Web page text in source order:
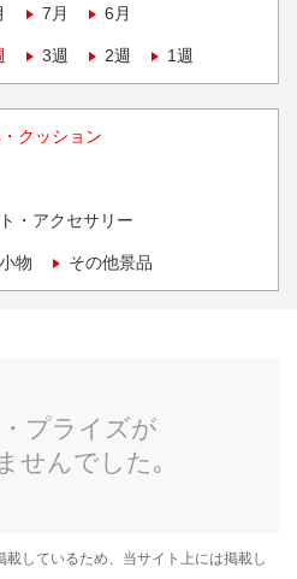
7月 6月
3週 2週 1週
クッション
・アクセサリー
物 その他景品